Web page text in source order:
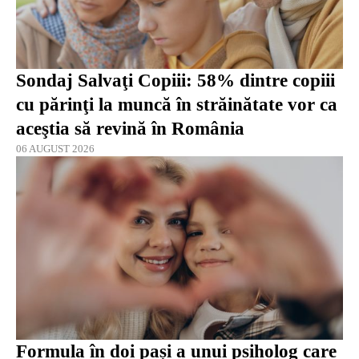
Sondaj Salvaţi Copiii: 58% dintre copiii
cu părinţi la muncă în străinătate vor ca
aceştia să revină în România
06 AUGUST 2026
Formula în doi pași a unui psiholog care